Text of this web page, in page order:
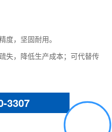
选配
缠绕打
包机
配
度，坚固耐用。
失，降低生产成本；可代替传
3307